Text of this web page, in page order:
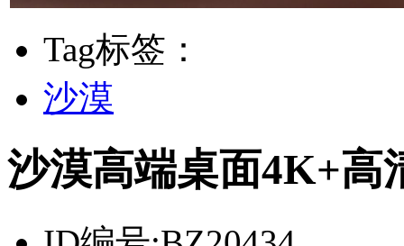
Tag标签：
沙漠
沙漠高端桌面4K+高